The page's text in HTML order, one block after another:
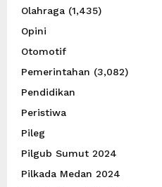
Olahraga (1,435)
Opini
Otomotif
Pemerintahan (3,082)
Pendidikan
Peristiwa
Pileg
Pilgub Sumut 2024
Pilkada Medan 2024